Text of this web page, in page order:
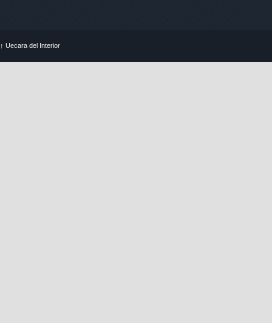
↑ Uecara del Interior